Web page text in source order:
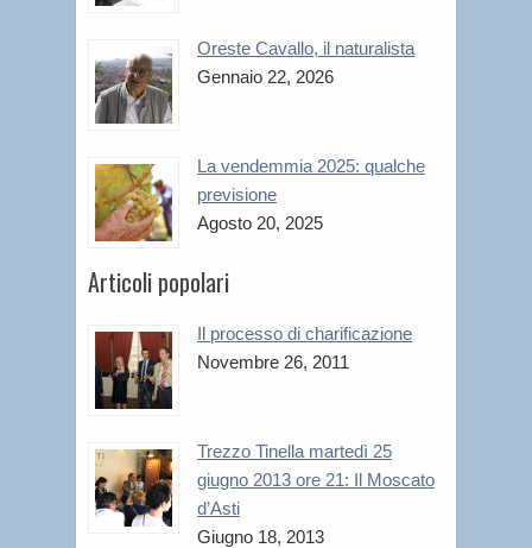
Oreste Cavallo, il naturalista
Gennaio 22, 2026
La vendemmia 2025: qualche
previsione
Agosto 20, 2025
Articoli popolari
Il processo di charificazione
Novembre 26, 2011
Trezzo Tinella martedì 25
giugno 2013 ore 21: Il Moscato
d’Asti
Giugno 18, 2013